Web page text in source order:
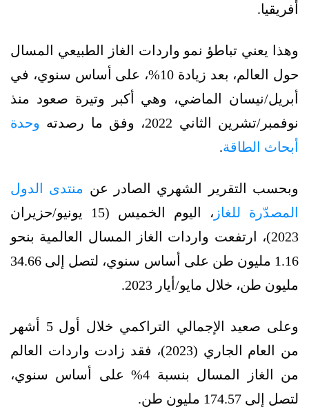
أفريقيا.
وهذا يعني تباطؤ نمو واردات الغاز الطبيعي المسال
حول العالم، بعد زيادة 10%، على أساس سنوي، في
أبريل/نيسان الماضي، وهي أكبر وتيرة صعود منذ
نوفمبر/تشرين الثاني 2022، وفق ما رصدته
وحدة
أبحاث الطاقة.
وبحسب التقرير الشهري الصادر عن منتدى الدول
المصدّرة للغاز
، اليوم الخميس (15 يونيو/حزيران
2023)، ارتفعت واردات الغاز المسال العالمية بنحو
1.16 مليون طن على أساس سنوي، لتصل إلى 34.66
مليون طن، خلال مايو/أيار 2023.
وعلى صعيد الإجمالي التراكمي خلال أول 5 أشهر
من العام الجاري (2023)، فقد زادت واردات العالم
من الغاز المسال بنسبة 4% على أساس سنوي،
لتصل إلى 174.57 مليون طن.